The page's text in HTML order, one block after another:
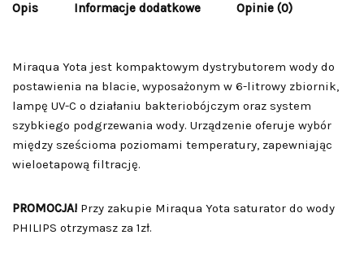
Opis Informacje dodatkowe Opinie (0)
Miraqua Yota jest kompaktowym dystrybutorem wody do
postawienia na blacie, wyposażonym w 6-litrowy zbiornik,
lampę UV-C o działaniu bakteriobójczym oraz system
szybkiego podgrzewania wody. Urządzenie oferuje wybór
między sześcioma poziomami temperatury, zapewniając
wieloetapową filtrację.
PROMOCJA! Przy zakupie Miraqua Yota saturator do wody
PHILIPS otrzymasz za 1zł.